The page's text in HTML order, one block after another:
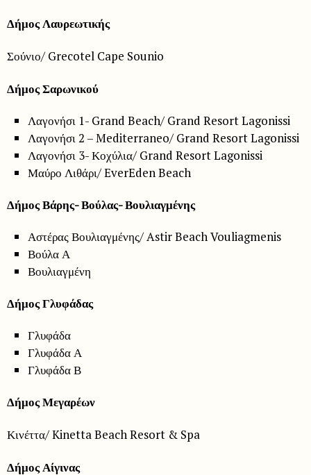
Δήμος Λαυρεωτικής
Σούνιο/ Grecotel Cape Sounio
Δήμος Σαρωνικού
Λαγονήσι 1- Grand Beach/ Grand Resort Lagonissi
Λαγονήσι 2 – Mediterraneo/ Grand Resort Lagonissi
Λαγονήσι 3- Κοχύλια/ Grand Resort Lagonissi
Μαύρο Λιθάρι/ EverEden Beach
Δήμος Βάρης- Βούλας- Βουλιαγμένης
Αστέρας Βουλιαγμένης/ Astir Beach Vouliagmenis
Βούλα Α
Βουλιαγμένη
Δήμος Γλυφάδας
Γλυφάδα
Γλυφάδα Α
Γλυφάδα Β
Δήμος Μεγαρέων
Κινέττα/ Kinetta Beach Resort & Spa
Δήμος Αίγινας